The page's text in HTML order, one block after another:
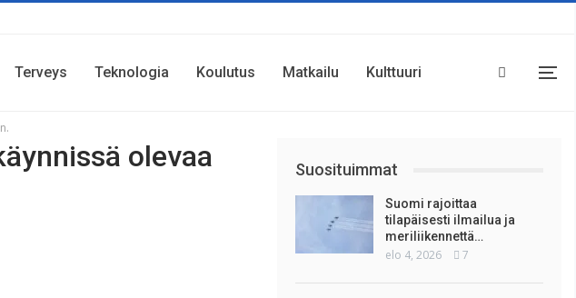
Terveys Teknologia Koulutus Matkailu Kulttuuri
olevaa
Suosituimmat
Suomi rajoittaa
tilapäisesti ilmailua ja
meriliikennettä…
elo 4, 2026 7